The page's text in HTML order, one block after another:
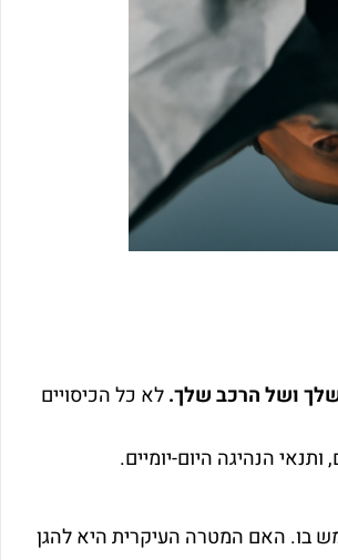
שלך ושל הרכב שלך.לא כל הכיסויים
הנהיגה היום-יומיים.
בו. האם המטרה העיקרית היא להגן